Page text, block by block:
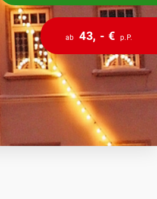
ab 43, - € p.P.